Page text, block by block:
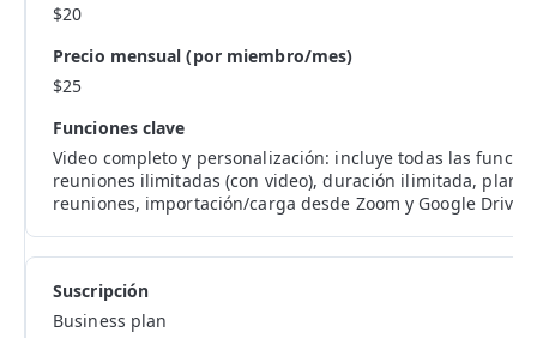
$20
$25
Video completo y personalización: incluye todas las
reuniones ilimitadas (con video), duración ilimitada,
reuniones, importación/carga desde Zoom y Google Drive.
Business plan